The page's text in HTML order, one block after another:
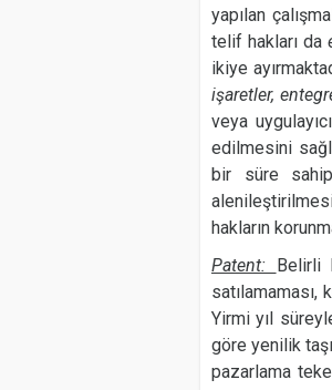
yapılan
telif hakları da
ikiye
işaretler,
veya
edilmesini
bir süre sahip
hakların
Patent: Belirli
satılamaması,
Yirmi yıl
göre yenilik
pazarlama